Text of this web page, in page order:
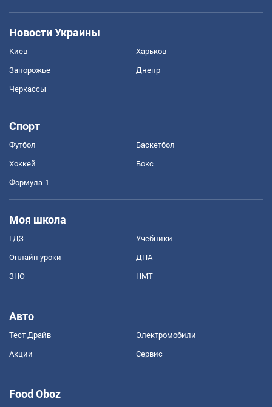
Новости Украины
Киев Харьков
Запорожье Днепр
Черкассы
Спорт
Футбол Баскетбол
Хоккей Бокс
Формула-1
Моя школа
ГДЗ Учебники
Онлайн уроки ДПА
ЗНО НМТ
Авто
Тест Драйв Электромобили
Акции Сервис
Food Oboz